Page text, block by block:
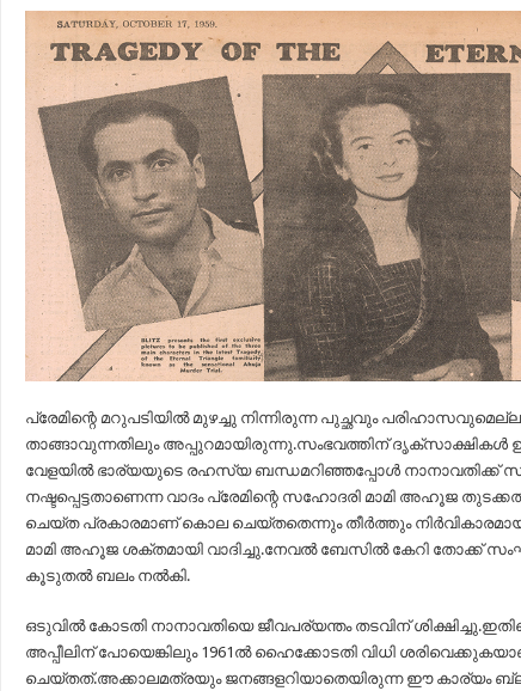
പ്രേമിന്റെ മറുപടിയില്‍ മുഴച്ചു നിന്നിരുന്ന പുച്ഛവും
താങ്ങാവുന്നതിലും അപ്പുറമായിരുന്നു.സംഭവത്തിന് ദൃക്‌സാക്ഷികള്‍
വേളയില്‍ ഭാര്യയുടെ രഹസ്യ ബന്ധമറിഞ്ഞപ്പോള്‍ നാനാവതിക്ക്‌
നഷ്ടപ്പെട്ടതാണെന്ന വാദം പ്രേമിന്റെ സഹോദരി മാമി അഹൂജ
ചെയ്ത പ്രകാരമാണ് കൊല ചെയ്തതെന്നും തീര്‍ത്തും
മാമി അഹൂജ ശക്തമായി വാദിച്ചു.നേവല്‍ ബേസില്‍ കേറി തോക്ക്
കൂടുതല്‍ ബലം നല്‍കി.
ഒടുവില്‍ കോടതി നാനാവതിയെ ജീവപര്യന്തം തടവിന്
അപ്പീലിന് പോയെങ്കിലും 1961ല്‍ ഹൈക്കോടതി വിധി
ചെയ്തത്.അക്കാലമത്രയും ജനങ്ങളറിയാതെയിരുന്ന ഈ കാര്യം